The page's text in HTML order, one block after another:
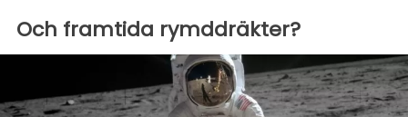
Och framtida rymddräkter?